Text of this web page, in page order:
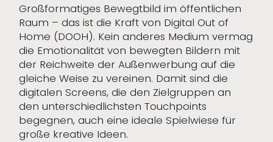
Großformatiges Bewegtbild im öffentlichen
Raum – das ist die Kraft von Digital Out of
Home (DOOH). Kein anderes Medium vermag
die Emotionalität von bewegten Bildern mit
der Reichweite der Außenwerbung auf die
gleiche Weise zu vereinen. Damit sind die
digitalen Screens, die den Zielgruppen an
den unterschiedlichsten Touchpoints
begegnen, auch eine ideale Spielwiese für
große kreative Ideen.